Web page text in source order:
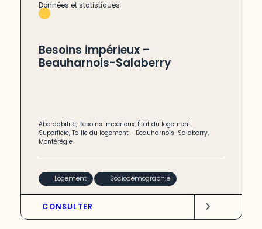
Données et statistiques
Besoins impérieux –
Beauharnois-Salaberry
Abordabilité, Besoins impérieux, État du logement,
Superficie,Taille du logement - Beauharnois-Salaberry,
Montérégie
Logement Sociodémographie
CONSULTER